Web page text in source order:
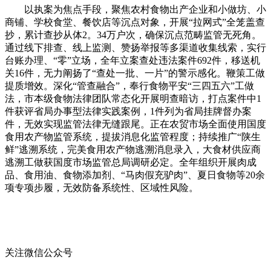
以执案为焦点手段，聚焦农村食物出产企业和小做坊、小
商铺、学校食堂、餐饮店等沉点对象，开展“拉网式”全笼盖查
抄，累计查抄从体2。34万户次，确保沉点范畴监管无死角。
通过线下排查、线上监测、赞扬举报等多渠道收集线索，实行
台账办理、“零”立场，全年立案查处违法案件692件，移送机
关16件，无力阐扬了“查处一批、一片”的警示感化。鞭策工做
提质增效。深化“管查融合”，奉行食物平安“三四五六”工做
法，市本级食物法律团队常态化开展明查暗访，打点案件中1
件获评省局办事型法律实践案例，1件列为省局挂牌督办案
件，无效实现监管法律无缝跟尾。正在农贸市场全面使用国度
食用农产物监管系统，提拔消息化监管程度；持续推广“陕生
鲜”逃溯系统，完美食用农产物逃溯消息录入，大食材供应商
逃溯工做获国度市场监管总局调研必定。全年组织开展肉成
品、食用油、食物添加剂、“马肉假充驴肉”、夏日食物等20余
项专项步履，无效防备系统性、区域性风险。
关注微信公众号